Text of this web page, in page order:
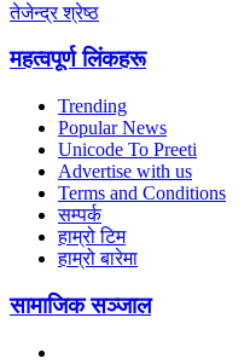
तेजेन्द्र श्रेष्ठ
महत्वपूर्ण लिंकहरू
Trending
Popular News
Unicode To Preeti
Advertise with us
Terms and Conditions
सम्पर्क
हाम्रो टिम
हाम्रो बारेमा
सामाजिक सञ्जाल